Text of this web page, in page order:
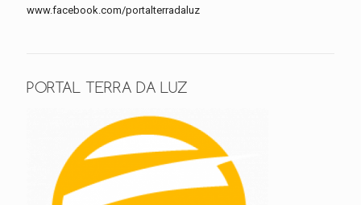
www.facebook.com/portalterradaluz
PORTAL TERRA DA LUZ